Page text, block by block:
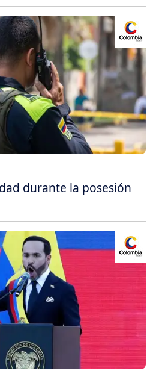
durante la posesión